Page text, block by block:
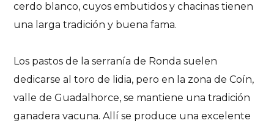
cerdo blanco, cuyos embutidos y chacinas tienen
una larga tradición y buena fama.
Los pastos de la serranía de Ronda suelen
dedicarse al toro de lidia, pero en la zona de Coín,
valle de Guadalhorce, se mantiene una tradición
ganadera vacuna. Allí se produce una excelente